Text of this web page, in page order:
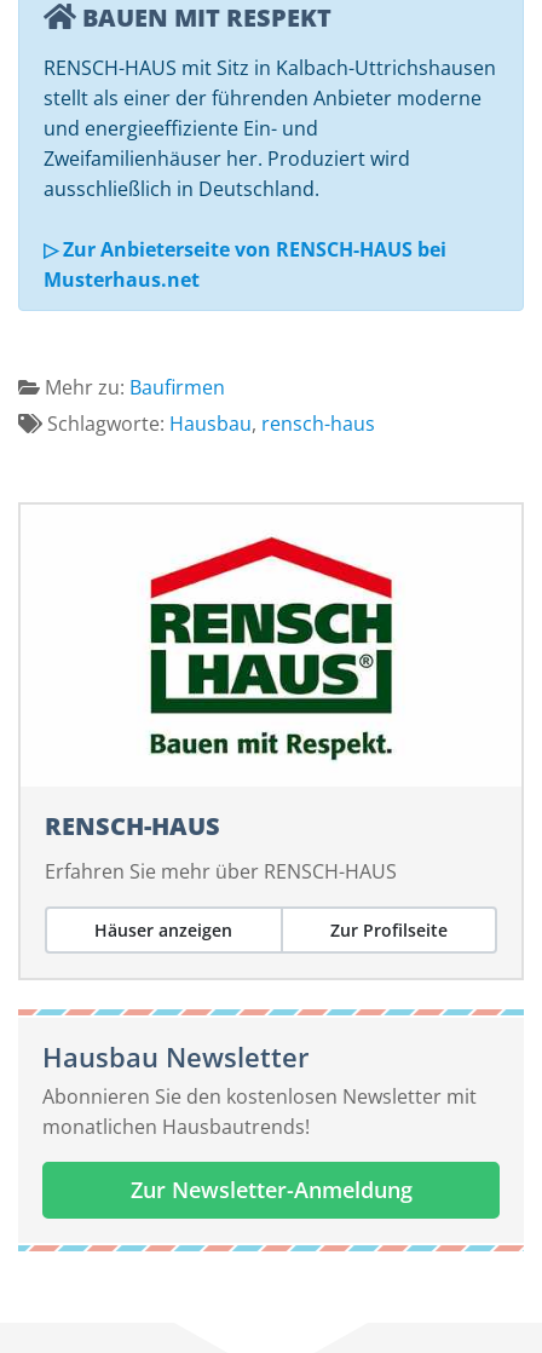
BAUEN MIT RESPEKT
RENSCH-HAUS mit Sitz in Kalbach-Uttrichshausen
stellt als einer der führenden Anbieter moderne
und energieeffiziente Ein- und
Zweifamilienhäuser her. Produziert wird
ausschließlich in Deutschland.
▷ Zur Anbieterseite von RENSCH-HAUS bei
Musterhaus.net
Mehr zu: Baufirmen
Schlagworte: Hausbau, rensch-haus
RENSCH-HAUS
Erfahren Sie mehr über RENSCH-HAUS
Häuser anzeigen Zur Profilseite
Hausbau Newsletter
Abonnieren Sie den kostenlosen Newsletter mit
monatlichen Hausbautrends!
Zur Newsletter-Anmeldung